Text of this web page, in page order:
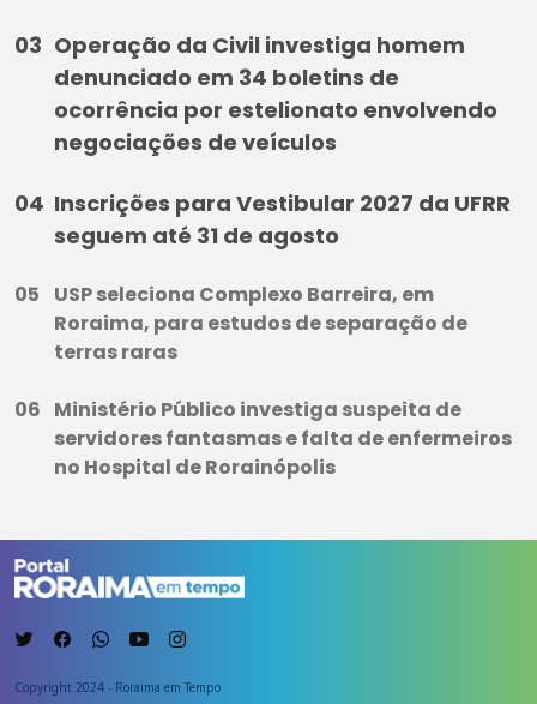
Operação da Civil investiga homem
denunciado em 34 boletins de
ocorrência por estelionato envolvendo
negociações de veículos
Inscrições para Vestibular 2027 da UFRR
seguem até 31 de agosto
USP seleciona Complexo Barreira, em
Roraima, para estudos de separação de
terras raras
Ministério Público investiga suspeita de
servidores fantasmas e falta de enfermeiros
no Hospital de Rorainópolis
Copyright 2024 - Roraima em Tempo